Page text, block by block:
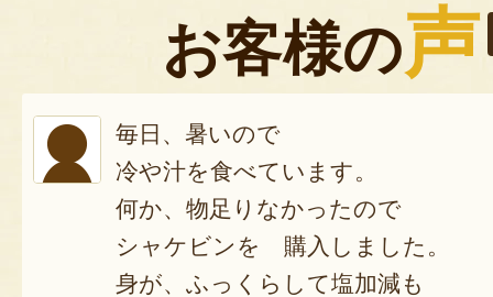
お客様の声
毎日、暑いので
冷や汁を食べています。
何か、物足りなかったので
シャケビンを 購入しました。
身が、ふっくらして塩加減も